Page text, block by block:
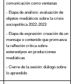
comunicación como ventanas
- Etapa de análisis: evaluación de
objetos mediáticos sobre la crisis
sociopolítica 2022-2023
- Etapa de expresión: creación de un
mensaje o contenido que promueva
la reflexión crítica sobre
estereotipos en producciones
mediáticas
- Cierre de la sesión: diálogo sobre
lo aprendido